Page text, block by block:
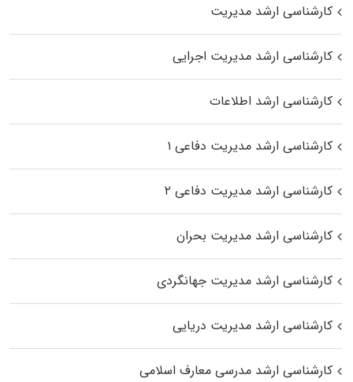
کارشناسی ارشد مدیریت
کارشناسی ارشد مدیریت اجرایی
کارشناسی ارشد اطلاعات
کارشناسی ارشد مدیریت دفاعی ۱
کارشناسی ارشد مدیریت دفاعی ۲
کارشناسی ارشد مدیریت بحران
کارشناسی ارشد مدیریت جهانگردی
کارشناسی ارشد مدیریت دریایی
کارشناسی ارشد مدرسی معارف اسلامی